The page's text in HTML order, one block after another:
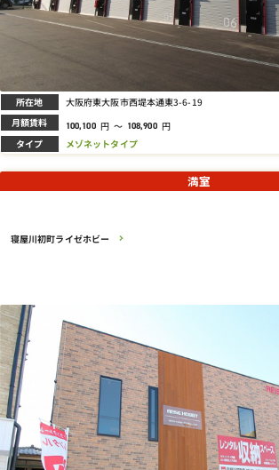
所在地 大阪府東大阪市西堤本通東3-6-19
月額賃料 100,100 円 ～ 108,900 円
タイプ メゾネットタイプ
寝屋川初町ライゼホビー
満室